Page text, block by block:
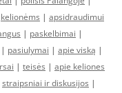
kelionėms | apsidraudimui
| paskelbimai |
| pasiulymai | apie viską |
| teisės | apie keliones
straipsniai ir diskusijos |